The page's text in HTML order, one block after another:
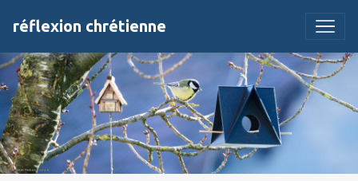
réflexion chrétienne